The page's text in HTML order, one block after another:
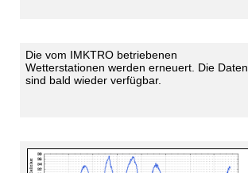
Die vom IMKTRO betriebenen
Wetterstationen werden erneuert. Die Daten
sind bald wieder verfügbar.